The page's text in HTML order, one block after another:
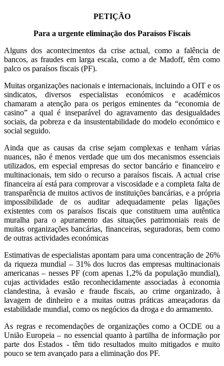
PETIÇÃO
Para a urgente eliminação dos Paraísos Fiscais
Alguns dos acontecimentos da crise actual, como a falência de
bancos, as fraudes em larga escala, como a de Madoff, têm como
palco os paraísos fiscais (PF).
Muitas organizações nacionais e internacionais, incluindo a OIT e os
sindicatos, diversos especialistas económicos e académicos
chamaram a atenção para os perigos eminentes da “economia de
casino” a qual é inseparável do agravamento das desigualdades
sociais, da pobreza e da insustentabilidade do modelo económico e
social seguido.
Ainda que as causas da crise sejam complexas e tenham várias
nuances, não é menos verdade que um dos mecanismos essenciais
utilizados, em especial empresas do sector bancário e financeiro e
multinacionais, tem sido o recurso a paraísos fiscais. A actual crise
financeira aí está para comprovar a viscosidade e a completa falta de
transparência de muitos activos de instituições bancárias, e a própria
impossibilidade de os auditar adequadamente pelas ligações
existentes com os paraísos fiscais que constituem uma autêntica
muralha para o apuramento das situações patrimoniais reais de
muitas organizações bancárias, financeiras, seguradoras, bem como
de outras actividades económicas
Estimativas de especialistas apontam para uma concentração de 26%
da riqueza mundial – 31% dos lucros das empresas multinacionais
americanas – nesses PF (com apenas 1,2% da população mundial),
cujas actividades estão reconhecidamente associadas à economia
clandestina, à evasão e fraude fiscais, ao crime organizado, à
lavagem de dinheiro e a muitas outras práticas ameaçadoras da
estabilidade mundial, como os negócios da droga e do armamento.
As regras e recomendações de organizações como a OCDE ou a
União Europeia – no essencial quanto à partilha de informação por
parte dos Estados - têm tido resultados muito mitigados e muito
pouco se tem avançado para a eliminação dos PF.